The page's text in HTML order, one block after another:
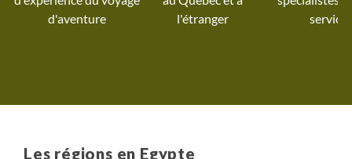
sur le bateau.
d'aventure
l'étranger
service
Les régions en Egypte